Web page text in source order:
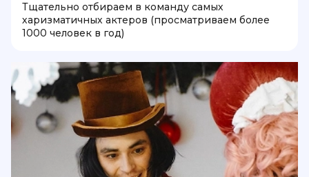
Тщательно отбираем в команду самых
харизматичных актеров (просматриваем более
1000 человек в год)